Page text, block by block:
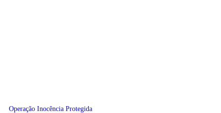
Operação Inocência Protegida